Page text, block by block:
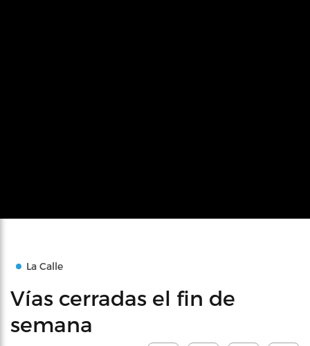
La Calle
Vías cerradas el fin de
semana